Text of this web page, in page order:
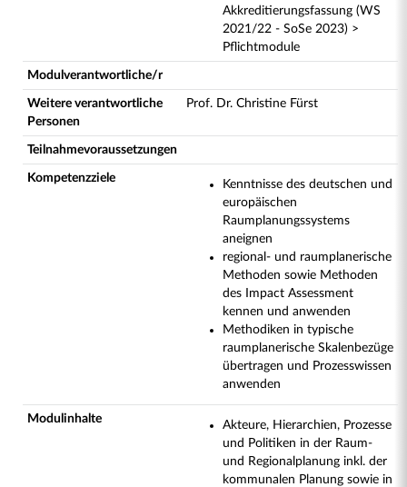
Akkreditierungsfassung (WS
2021/22 - SoSe 2023) >
Pflichtmodule
Modulverantwortliche/r
Weitere verantwortliche
Personen
Prof. Dr. Christine Fürst
Teilnahmevoraussetzungen
Kompetenzziele
Kenntnisse des deutschen und
europäischen
Raumplanungssystems
aneignen
regional- und raumplanerische
Methoden sowie Methoden
des Impact Assessment
kennen und anwenden
Methodiken in typische
raumplanerische Skalenbezüge
übertragen und Prozesswissen
anwenden
Modulinhalte
Akteure, Hierarchien, Prozesse
und Politiken in der Raum-
und Regionalplanung inkl. der
kommunalen Planung sowie in